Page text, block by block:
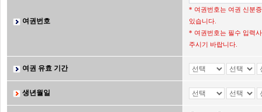
여권번호
* 여권번호는 여권 신분
있습니다.
* 여권번호는 필수 입력
주시기 바랍니다.
여권 유효 기간
생년월일